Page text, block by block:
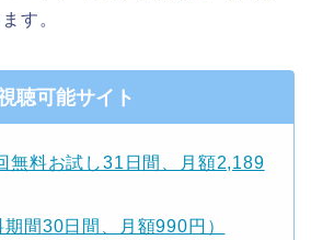
す。
聴可能サイト
無料お試し31日間、月額2,189
間30日間、月額990円）